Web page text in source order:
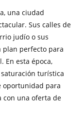
una ciudad
Sus calles de
judío o sus
plan perfecto para
En esta época,
turística
oportunidad para
con una oferta de